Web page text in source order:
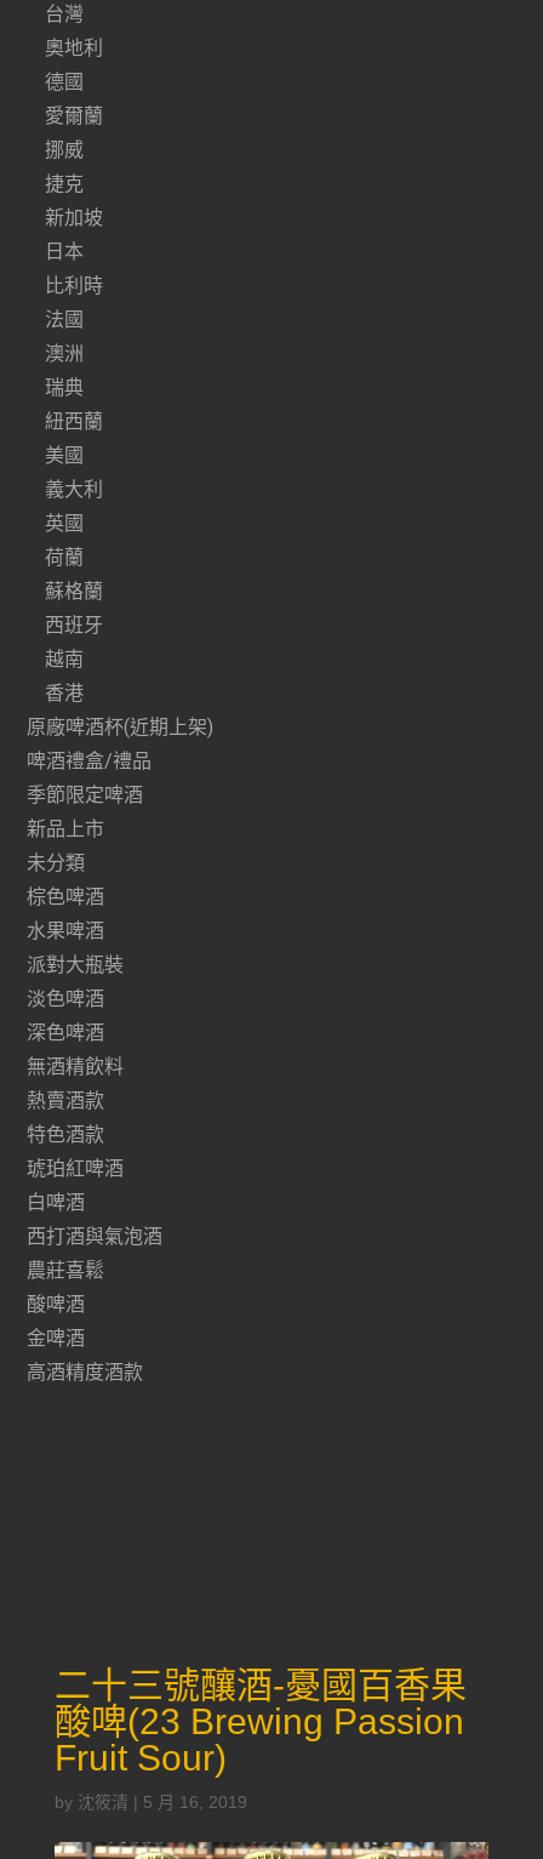
台灣
奧地利
德國
愛爾蘭
挪威
捷克
新加坡
日本
比利時
法國
澳洲
瑞典
紐西蘭
美國
義大利
英國
荷蘭
蘇格蘭
西班牙
越南
香港
原廠啤酒杯(近期上架)
啤酒禮盒/禮品
季節限定啤酒
新品上市
未分類
棕色啤酒
水果啤酒
派對大瓶裝
淡色啤酒
深色啤酒
無酒精飲料
熱賣酒款
特色酒款
琥珀紅啤酒
白啤酒
西打酒與氣泡酒
農莊喜鬆
酸啤酒
金啤酒
高酒精度酒款
二十三號釀酒-憂國百香果
酸啤(23 Brewing Passion
Fruit Sour)
by 沈筱清 | 5 月 16, 2019